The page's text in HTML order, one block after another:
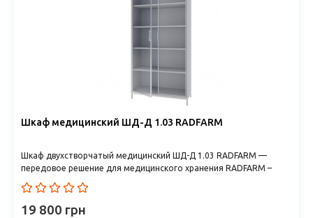
Шкаф медицинский ШД-Д 1.03 RADFARM
Шкаф двухстворчатый медицинский ШД-Д 1.03 RADFARM —
передовое решение для медицинского хранения RADFARM –
украински..
19 800 грн